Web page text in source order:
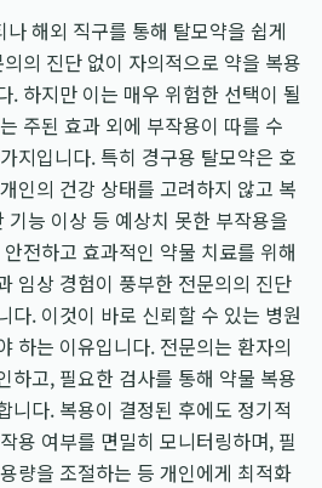
해외 직구를 통해 탈모약을 쉽게
의 진단 없이 자의적으로 약을 복용
. 하지만 이는 매우 위험한 선택이 될
주된 효과 외에 부작용이 따를 수
지입니다. 특히 경구용 탈모약은 호
인의 건강 상태를 고려하지 않고 복
능 이상 등 예상치 못한 부작용을
전하고 효과적인 약물 치료를 위해
임상 경험이 풍부한 전문의의 진단
다. 이것이 바로 신뢰할 수 있는 병원
하는 이유입니다. 전문의는 환자의
하고, 필요한 검사를 통해 약물 복용
니다. 복용이 결정된 후에도 정기적
용 여부를 면밀히 모니터링하며, 필
량을 조절하는 등 개인에게 최적화